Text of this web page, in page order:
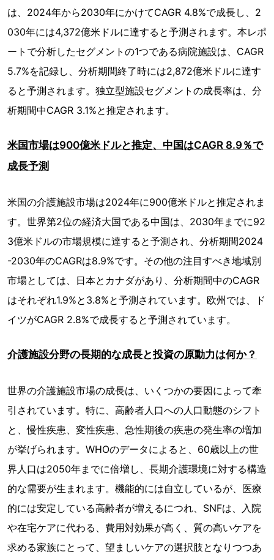
は、2024年から2030年にかけてCAGR 4.8%で成長し、2
030年には4,372億米ドルに達すると予測されます。本レポ
ートで分析したセグメントの1つである病院施設は、CAGR
5.7%を記録し、分析期間終了時には2,872億米ドルに達す
ると予測されます。独立型施設セグメントの成長率は、分
析期間中CAGR 3.1%と推定されます。
米国市場は900億米ドルと推定、中国はCAGR 8.9％で
成長予測
米国の介護施設市場は2024年に900億米ドルと推定されま
す。世界第2位の経済大国である中国は、2030年までに92
3億米ドルの市場規模に達すると予測され、分析期間2024
-2030年のCAGRは8.9%です。その他の注目すべき地域別
市場としては、日本とカナダがあり、分析期間中のCAGR
はそれぞれ1.9%と3.8%と予測されています。欧州では、ド
イツがCAGR 2.8%で成長すると予測されています。
介護施設分野の長期的な成長と投資の原動力は何か？
世界の介護施設市場の成長は、いくつかの要因によって牽
引されています。特に、高齢者人口への人口動態のシフト
と、慢性疾患、変性疾患、急性期後の疾患の発生率の増加
が挙げられます。WHOのデータによると、60歳以上の世
界人口は2050年までに倍増し、長期介護環境に対する構造
的な需要が生まれます。機能的には自立しているが、医療
的には安定している高齢者が増えるにつれ、SNFは、入院
や在宅ケアに代わる、費用対効果が高く、質の高いケアを
求める家族にとって、望ましいケアの選択肢となりつつあ